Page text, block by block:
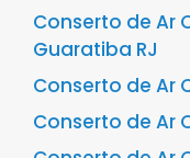
Conserto de Ar
Guaratiba RJ
Conserto de Ar
Conserto de Ar